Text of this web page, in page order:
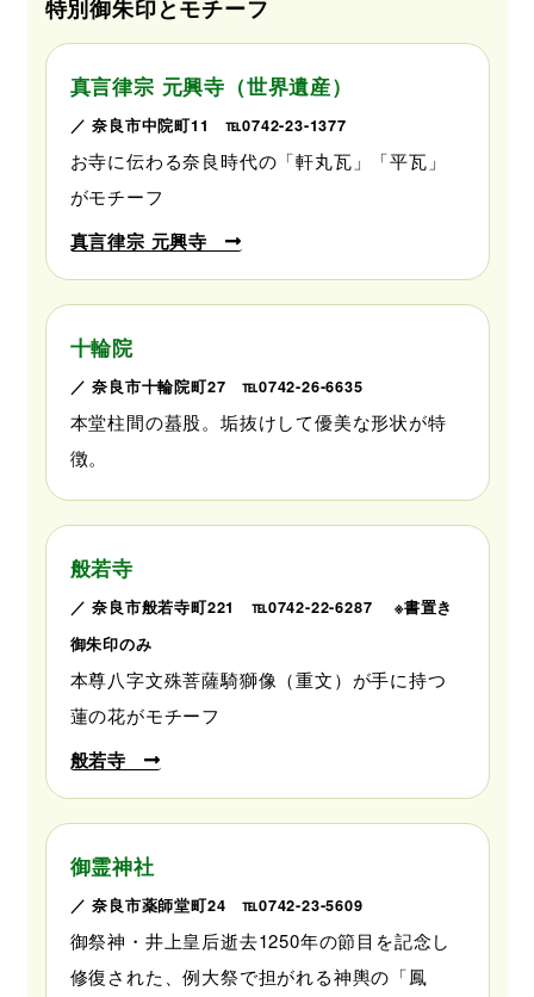
特別御朱印とモチーフ
真言律宗 元興寺（世界遺産）
／ 奈良市中院町11 ℡0742-23-1377
お寺に伝わる奈良時代の「軒丸瓦」「平瓦」
がモチーフ
真言律宗 元興寺
十輪院
／ 奈良市十輪院町27 ℡0742-26-6635
本堂柱間の蟇股。垢抜けして優美な形状が特
徴。
般若寺
／ 奈良市般若寺町221 ℡0742-22-6287 ※書置き
御朱印のみ
本尊八字文殊菩薩騎獅像（重文）が手に持つ
蓮の花がモチーフ
般若寺
御霊神社
／ 奈良市薬師堂町24 ℡0742-23-5609
御祭神・井上皇后逝去1250年の節目を記念し
修復された、例大祭で担がれる神輿の「鳳